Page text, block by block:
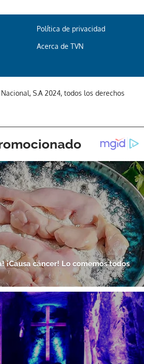
Política de privacidad
Acerca de TVN
S.A 2024, todos los derechos